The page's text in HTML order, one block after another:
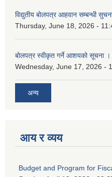
विद्युतीय बोलपत्र आहवान सम्बन्धी
Thursday, June 18, 2026 -
बोलपत्र स्वीकृत गर्ने आशयको सूचना ।
Wednesday, June 17, 2026 -
अन्य
आय र व्यय
Budget and Program for